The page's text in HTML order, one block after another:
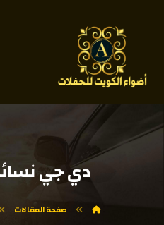
دي جي
صفحة المقالات